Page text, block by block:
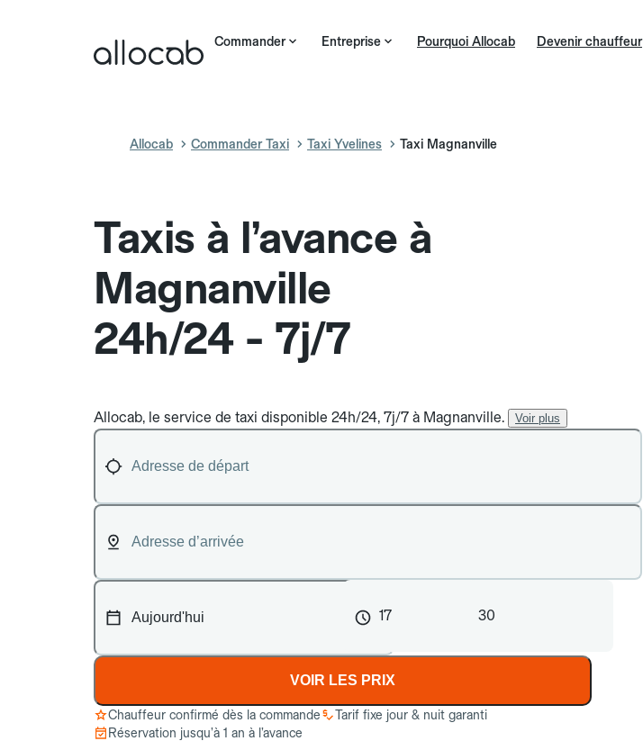
Commander Entreprise Pourquoi Allocab Devenir chauffeur
Allocab Commander Taxi Taxi Yvelines Taxi Magnanville
Taxis à l’avance à
Magnanville
24h/24 - 7j/7
Allocab, le service de taxi disponible 24h/24, 7j/7 à Magnanville. Voir plus
17 30
VOIR LES PRIX
Chauffeur confirmé dès la commande
Tarif fixe jour & nuit garanti
Réservation jusqu’à 1 an à l’avance